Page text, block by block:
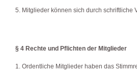
5. Mitglieder können sich durch schriftliche
§ 4 Rechte und Pflichten der Mitglieder
1. Ordentliche Mitglieder haben das